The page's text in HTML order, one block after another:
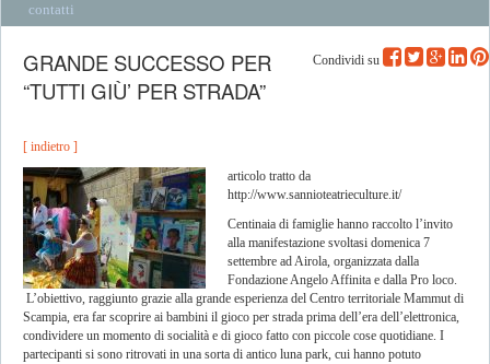
contatti
Condividi su
GRANDE SUCCESSO PER
“TUTTI GIÙ’ PER STRADA”
[ indietro ]
articolo tratto da
http://www.sannioteatrieculture.it/
Centinaia di famiglie hanno raccolto l’invito
alla manifestazione svoltasi domenica 7
settembre ad Airola, organizzata dalla
Fondazione Angelo Affinita e dalla Pro loco.
L’obiettivo, raggiunto grazie alla grande esperienza del Centro territoriale Mammut di
Scampia, era far scoprire ai bambini il gioco per strada prima dell’era dell’elettronica,
condividere un momento di socialità e di gioco fatto con piccole cose quotidiane. I
partecipanti si sono ritrovati in una sorta di antico luna park, cui hanno potuto